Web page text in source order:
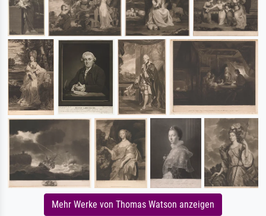
Mehr Werke von Thomas Watson anzeigen